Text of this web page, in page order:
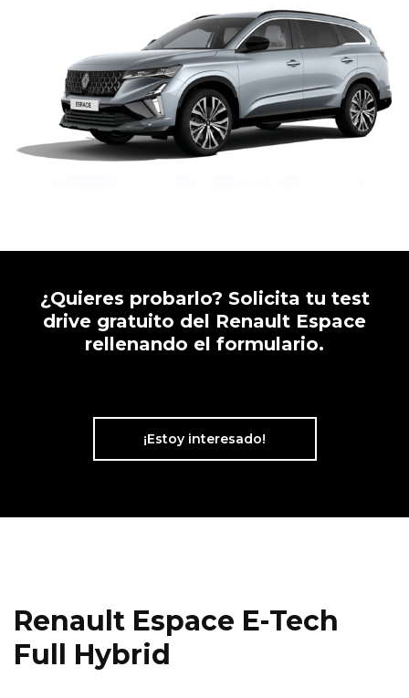
Caetano Retail España y de grupo Salvador
Caetano Auto pudiendo estar basadas en mi
comportamiento y preferencias personales.
¿Quieres probarlo? Solicita tu test
drive gratuito del Renault Espace
rellenando el formulario.
¡Estoy interesado!
Renault Espace E-Tech
Full Hybrid